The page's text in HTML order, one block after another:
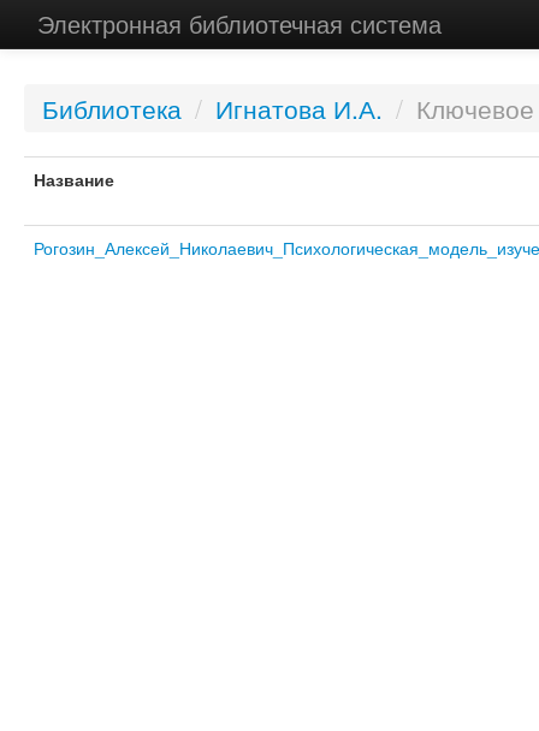
Электронная библиотечная система
Библиотека / Игнатова И.А. /
Название